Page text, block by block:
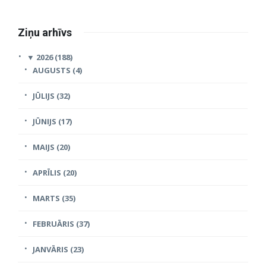
Ziņu arhīvs
▼ 2026 (188)
AUGUSTS (4)
JŪLIJS (32)
JŪNIJS (17)
MAIJS (20)
APRĪLIS (20)
MARTS (35)
FEBRUĀRIS (37)
JANVĀRIS (23)